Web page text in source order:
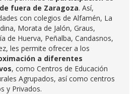
fuera de Zaragoza. Así,
con colegios de Alfamén, La
Morata de Jalón, Graus,
de Huerva, Peñalba, Candasnos,
les permite ofrecer a los
a diferentes
, como Centros de Educación
Agrupados, así como centros
y Privados.